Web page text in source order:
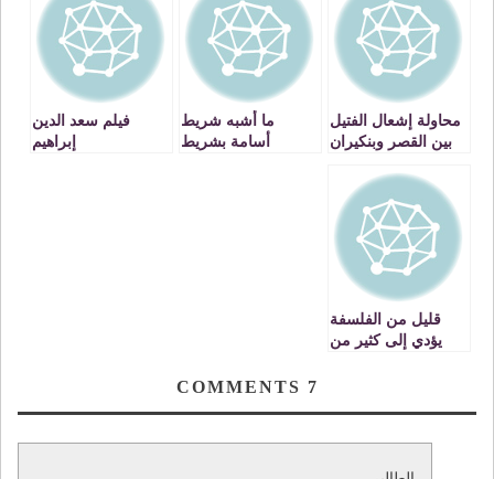
محاولة إشعال الفتيل
بين القصر وبنكيران
ما أشبه شريط
أسامة بشريط
فيلم سعد الدين
إبراهيم
قليل من الفلسفة
يؤدي إلى كثير من
7